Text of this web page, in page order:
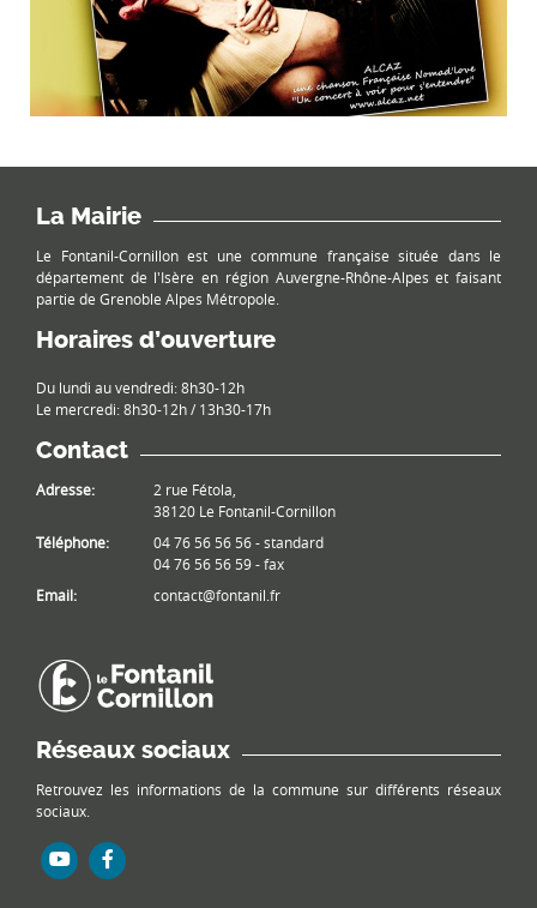
La Mairie
Le Fontanil-Cornillon est une commune française située dans le
département de l'Isère en région Auvergne-Rhône-Alpes et faisant
partie de Grenoble Alpes Métropole.
Horaires d’ouverture
Du lundi au vendredi: 8h30-12h
Le mercredi: 8h30-12h / 13h30-17h
Contact
Adresse:
2 rue Fétola,
38120 Le Fontanil-Cornillon
Téléphone:
04 76 56 56 56 - standard
04 76 56 56 59 - fax
Email:
contact@fontanil.fr
Réseaux sociaux
Retrouvez les informations de la commune sur différents réseaux
sociaux.